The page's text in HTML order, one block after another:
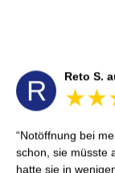
R Reto S.
Notöffnung bei
schon, sie müsste
hatte sie in